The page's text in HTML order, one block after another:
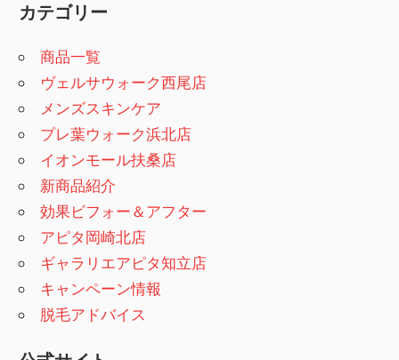
カテゴリー
商品一覧
ヴェルサウォーク西尾店
メンズスキンケア
プレ葉ウォーク浜北店
イオンモール扶桑店
新商品紹介
効果ビフォー＆アフター
アピタ岡崎北店
ギャラリエアピタ知立店
キャンペーン情報
脱毛アドバイス